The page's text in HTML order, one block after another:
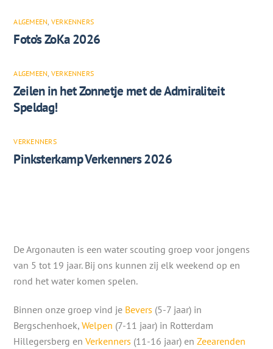
ALGEMEEN, VERKENNERS
Foto’s ZoKa 2026
ALGEMEEN, VERKENNERS
Zeilen in het Zonnetje met de Admiraliteit
Speldag!
VERKENNERS
Pinksterkamp Verkenners 2026
De Argonauten is een water scouting groep voor jongens
van 5 tot 19 jaar. Bij ons kunnen zij elk weekend op en
rond het water komen spelen.
Binnen onze groep vind je Bevers (5-7 jaar) in
Bergschenhoek,Welpen (7-11 jaar) in Rotterdam
Hillegersberg enVerkenners (11-16 jaar) enZeearenden